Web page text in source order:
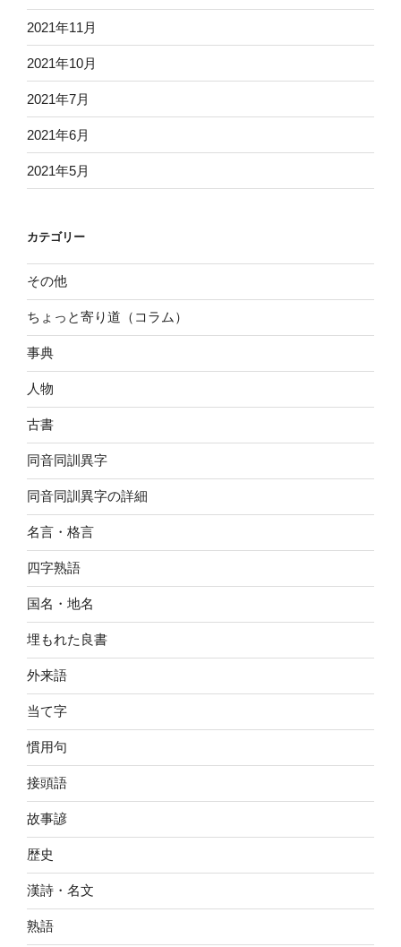
2021年11月
2021年10月
2021年7月
2021年6月
2021年5月
カテゴリー
その他
ちょっと寄り道（コラム）
事典
人物
古書
同音同訓異字
同音同訓異字の詳細
名言・格言
四字熟語
国名・地名
埋もれた良書
外来語
当て字
慣用句
接頭語
故事諺
歴史
漢詩・名文
熟語